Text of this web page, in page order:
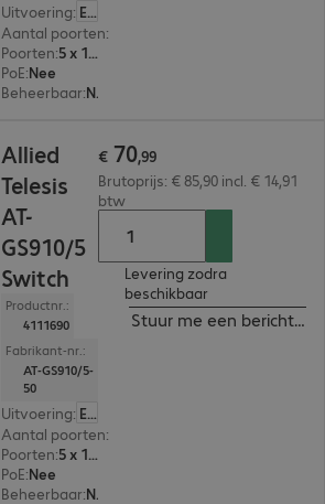
Uitvoering: Europa
Aantal poorten:
Poorten:
5 x 10/100/1000 RJ45
PoE:Nee
Beheerbaar: Nee
Allied
Telesis
AT-
GS910/5
Switch
Productnr.:
4111690
Fabrikant-nr.:
AT-GS910/5-
50
Uitvoering: Europa
Aantal poorten:
Poorten:
5 x 10/100/1000 RJ45
PoE:Nee
Beheerbaar: Nee
€ 70,99
Brutoprijs: € 85,90 incl. € 14,91
btw
Levering zodra
beschikbaar
Stuur me een bericht